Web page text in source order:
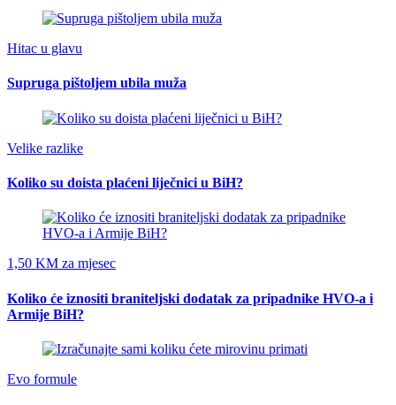
Hitac u glavu
Supruga pištoljem ubila muža
Velike razlike
Koliko su doista plaćeni liječnici u BiH?
1,50 KM za mjesec
Koliko će iznositi braniteljski dodatak za pripadnike HVO-a i
Armije BiH?
Evo formule